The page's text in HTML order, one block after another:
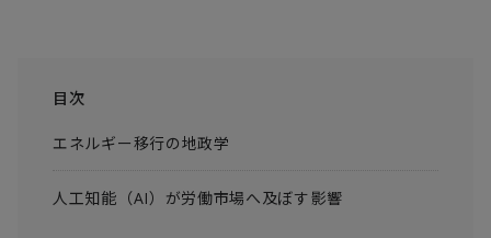
目次
エネルギー移行の地政学
人工知能（AI）が労働市場へ及ぼす影響